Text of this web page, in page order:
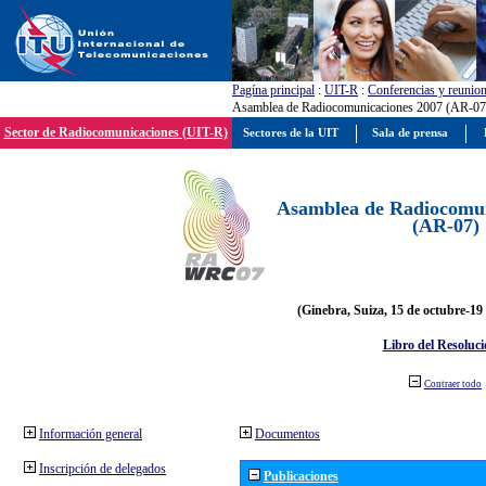
Pagína principal : UIT-R : Conferencias y
Asamblea de Radiocomunicaciones 2007 (AR-
Sector de Radiocomunicaciones (UIT-R)
Asamblea de
(AR-07)
(Ginebra, Suiza, 15 de octubre-19
Libro del
Contraer todo
Información general
Inscripción de delegados
Documentos
Publicaciones
Sectores de la UIT Sala de prensa